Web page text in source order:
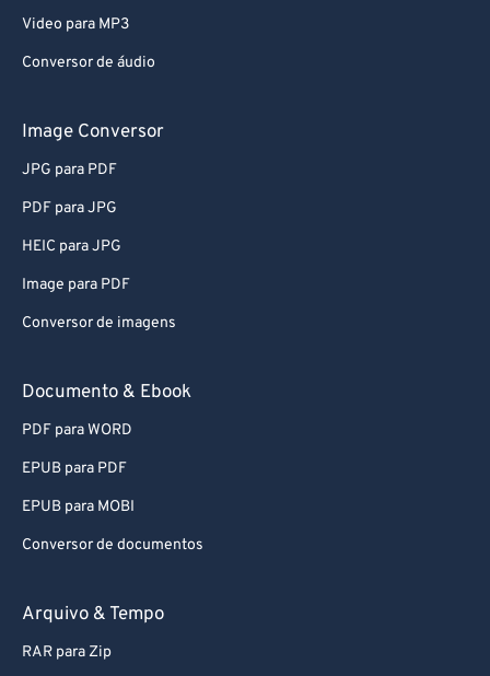
Video para MP3
Conversor de áudio
Image Conversor
JPG para PDF
PDF para JPG
HEIC para JPG
Image para PDF
Conversor de imagens
Documento & Ebook
PDF para WORD
EPUB para PDF
EPUB para MOBI
Conversor de documentos
Arquivo & Tempo
RAR para Zip